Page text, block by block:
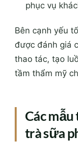
phục vụ
Bên cạnh yếu
được đánh giá
thao tác, tạo
tầm thẩm mỹ
Các mẫu
trà sữa